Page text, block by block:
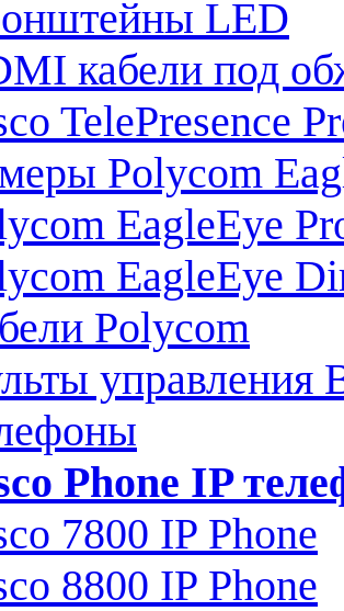
LED
кабели под
TelePresence
Polycom
EagleEye
EagleEye
Polycom
управления
Phone IP
7800 IP Phone
8800 IP Phone